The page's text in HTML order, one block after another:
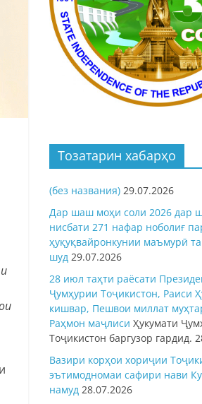
Тозатарин хабарҳо
(без названия) 29.07.2026
Дар шаш моҳи соли 2026 дар
нисбати 271 нафар ноболиғ
ҳуқуқвайронкунии маъмурӣ
шуд 29.07.2026
28 июл таҳти раёсати
Ҷумҳурии Тоҷикистон, Раиси
кишвар, Пешвои миллат
Раҳмон маҷлиси Ҳукумати
Тоҷикистон баргузор гардид.
Вазири корҳои хориҷии
эътимодномаи сафири нави
намуд 28.07.2026